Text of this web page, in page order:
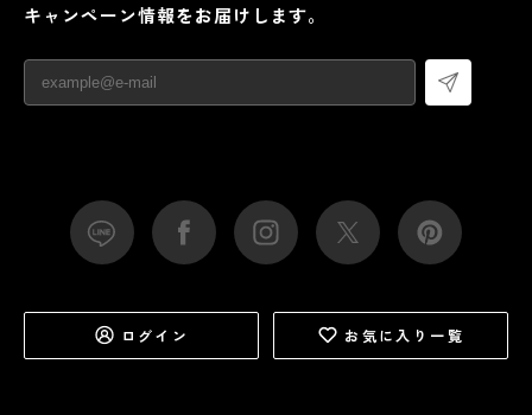
キャンペーン情報をお届けします。
ログイン お気に入り一覧